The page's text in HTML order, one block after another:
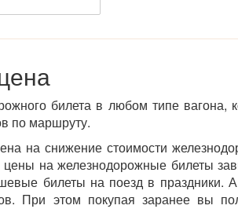
билета в любом типе вагона,
по маршруту.
на снижение стоимости
цены на железнодорожные билеты
билеты на поезд в праздники. А
При этом покупая заранее вы